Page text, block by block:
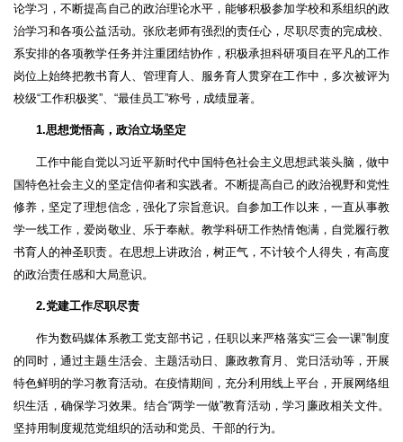
论学习，不断提高自己的政治理论水平，能够积极参加学校和系组织的政
治学习和各项公益活动。张欣老师有强烈的责任心，尽职尽责的完成校、
系安排的各项教学任务并注重团结协作，积极承担科研项目在平凡的工作
岗位上始终把教书育人、管理育人、服务育人贯穿在工作中，多次被评为
校级“工作积极奖”、“最佳员工”称号，成绩显著。
1.思想觉悟高，政治立场坚定
工作中能自觉以习近平新时代中国特色社会主义思想武装头脑，做中
国特色社会主义的坚定信仰者和实践者。不断提高自己的政治视野和党性
修养，坚定了理想信念，强化了宗旨意识。自参加工作以来，一直从事教
学一线工作，爱岗敬业、乐于奉献。教学科研工作热情饱满，自觉履行教
书育人的神圣职责。在思想上讲政治，树正气，不计较个人得失，有高度
的政治责任感和大局意识。
2.党建工作尽职尽责
作为数码媒体系教工党支部书记，任职以来严格落实“三会一课”制度
的同时，通过主题生活会、主题活动日、廉政教育月、党日活动等，开展
特色鲜明的学习教育活动。在疫情期间，充分利用线上平台，开展网络组
织生活，确保学习效果。结合“两学一做”教育活动，学习廉政相关文件。
坚持用制度规范党组织的活动和党员、干部的行为。